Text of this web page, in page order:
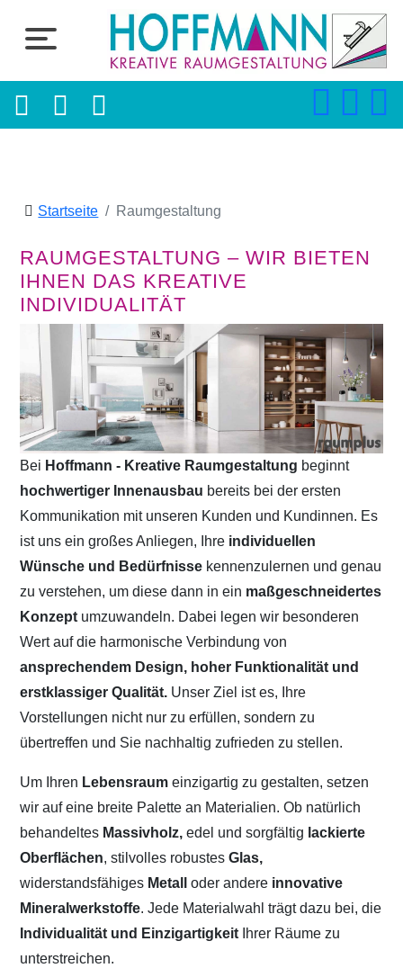
Startseite Raumgestaltung
RAUMGESTALTUNG – WIR BIETEN
IHNEN DAS KREATIVE
INDIVIDUALITÄT
Bei Hoffmann - Kreative Raumgestaltung beginnt
hochwertiger Innenausbau bereits bei der ersten
Kommunikation mit unseren Kunden und Kundinnen. Es
ist uns ein großes Anliegen, Ihre individuellen
Wünsche und Bedürfnisse kennenzulernen und genau
zu verstehen, um diese dann in ein maßgeschneidertes
Konzept umzuwandeln. Dabei legen wir besonderen
Wert auf die harmonische Verbindung von
ansprechendem Design, hoher Funktionalität und
erstklassiger Qualität. Unser Ziel ist es, Ihre
Vorstellungen nicht nur zu erfüllen, sondern zu
übertreffen und Sie nachhaltig zufrieden zu stellen.
Um Ihren Lebensraumeinzigartig zu gestalten, setzen
wir auf eine breite Palette an Materialien. Ob natürlich
behandeltes Massivholz, edel und sorgfältig lackierte
Oberflächen, stilvolles robustesGlas,
widerstandsfähiges Metalloder andere innovative
Mineralwerkstoffe. Jede Materialwahl trägt dazu bei, die
Individualität und Einzigartigkeit Ihrer Räume zu
unterstreichen.